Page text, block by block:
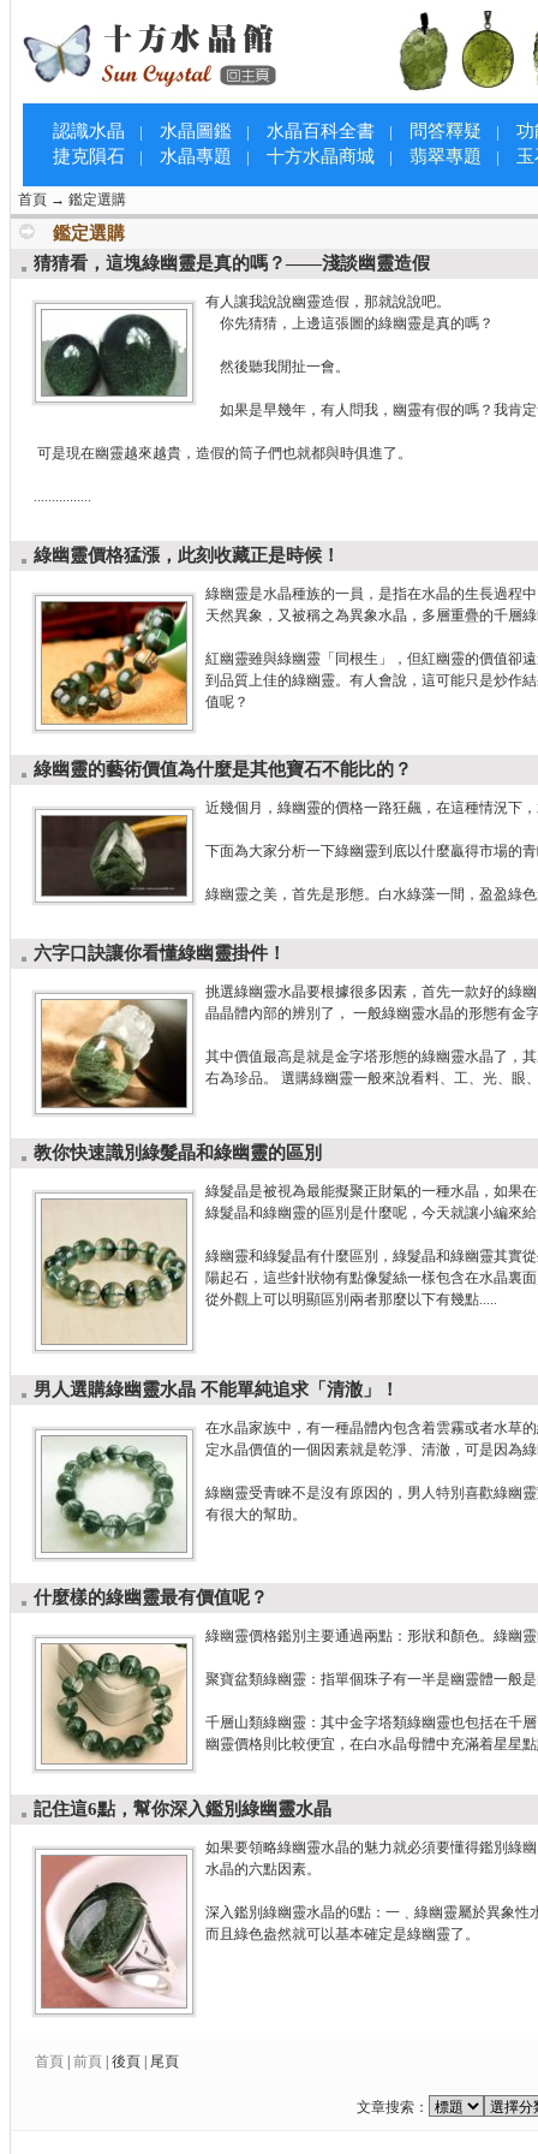
認識水晶 | 水晶圖鑑 | 水晶百科全書 | 問答釋疑 |
功
捷克隕石
| 水晶專題 | 十方水晶商城 | 翡翠專題 |
首頁 → 鑑定選購
鑑定選購
猜猜看，這塊綠幽靈是真的嗎？——淺談幽靈造假
有人讓我說說幽靈造假，那就說說吧。
你先猜猜，上邊這張圖的綠幽靈是真的嗎？
然後聽我閒扯一會。
如果是早幾年，有人問我，幽靈有假的嗎？我肯
可是現在幽靈越來越貴，造假的筒子們也就都與時俱進了。
................
綠幽靈價格猛漲，此刻收藏正是時候！
綠幽靈是水晶種族的一員，是指在水晶的生長過程
天然異象，又被稱之為異象水晶，多層重疊的千層
紅幽靈雖與綠幽靈「同根生」，但紅幽靈的價值卻
到品質上佳的綠幽靈。有人會說，這可能只是炒作
值呢？
綠幽靈的藝術價值為什麼是其他寶石不能比的？
近幾個月，綠幽靈的價格一路狂飆，在這種情況下
下面為大家分析一下綠幽靈到底以什麼贏得市場的
綠幽靈之美，首先是形態。白水綠藻一間，盈盈綠
六字口訣讓你看懂綠幽靈掛件！
挑選綠幽靈水晶要根據很多因素，首先一款好的綠
晶晶體內部的辨別了， 一般綠幽靈水晶的形態有金
其中價值最高是就是金字塔形態的綠幽靈水晶了，
右為珍品。 選購綠幽靈一般來說看料、工、光、眼
教你快速識別綠髮晶和綠幽靈的區別
綠髮晶是被視為最能擬聚正財氣的一種水晶，如果
綠髮晶和綠幽靈的區別是什麼呢，今天就讓小編來
綠幽靈和綠髮晶有什麼區別，綠髮晶和綠幽靈其實
陽起石，這些針狀物有點像髮絲一樣包含在水晶裏
從外觀上可以明顯區別兩者那麼以下有幾點.....
男人選購綠幽靈水晶 不能單純追求「清澈」！
在水晶家族中，有一種晶體內包含着雲霧或者水草
定水晶價值的一個因素就是乾淨、清澈，可是因為
綠幽靈受青睞不是沒有原因的，男人特別喜歡綠幽
有很大的幫助。
什麼樣的綠幽靈最有價值呢？
綠幽靈價格鑑別主要通過兩點：形狀和顏色。綠幽
聚寶盆類綠幽靈：指單個珠子有一半是幽靈體一般
千層山類綠幽靈：其中金字塔類綠幽靈也包括在千
幽靈價格則比較便宜，在白水晶母體中充滿着星星
記住這6點，幫你深入鑑別綠幽靈水晶
如果要領略綠幽靈水晶的魅力就必須要懂得鑑別綠
水晶的六點因素。
深入鑑別綠幽靈水晶的6點：一﹑綠幽靈屬於異象
而且綠色盎然就可以基本確定是綠幽靈了。
首頁 前頁 後頁 尾頁
文章搜索：